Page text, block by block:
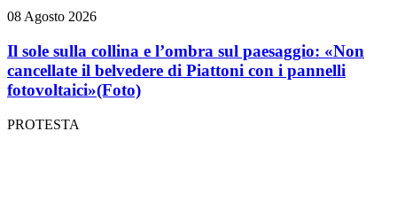
08 Agosto 2026
Il sole sulla collina e l’ombra sul paesaggio: «Non
cancellate il belvedere di Piattoni con i pannelli
fotovoltaici»(Foto)
PROTESTA